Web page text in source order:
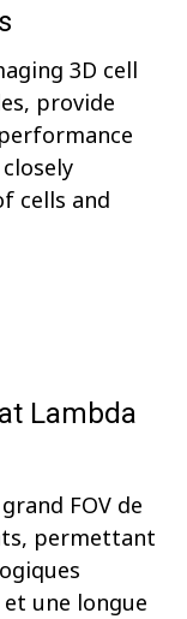
3D cell
provide
cells and
Lambda
FOV de
permettant
et une longue